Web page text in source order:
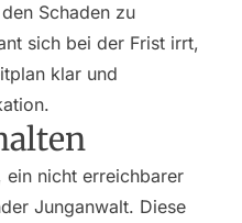
Schaden zu
sich bei der Frist irrt,
klar und
ein nicht erreichbarer
Junganwalt. Diese